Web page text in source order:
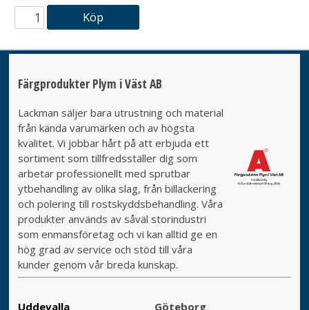
Köp
Färgprodukter Plym i Väst AB
Lackman säljer bara utrustning och material
från kända varumärken och av högsta
kvalitet. Vi jobbar hårt på att erbjuda ett
sortiment som tillfredsställer dig som
arbetar professionellt med sprutbar
ytbehandling av olika slag, från billackering
och polering till rostskyddsbehandling. Våra
produkter används av såväl storindustri
som enmansföretag och vi kan alltid ge en
hög grad av service och stöd till våra
kunder genom vår breda kunskap.
Uddevalla Göteborg